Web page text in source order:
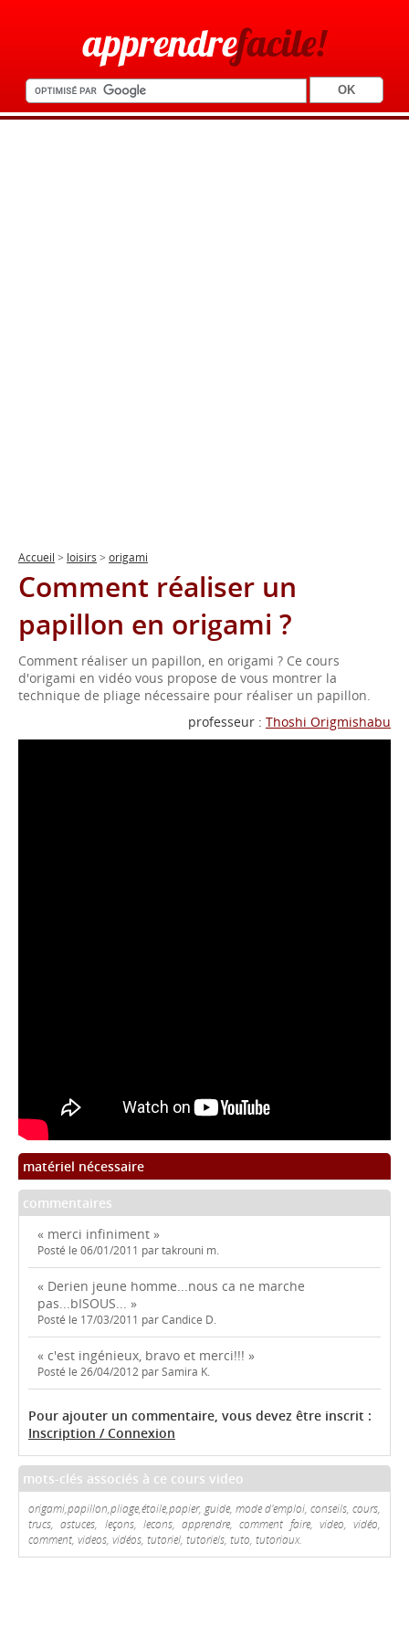
apprendrefacile!
Accueil > loisirs > origami
Comment réaliser un
papillon en origami ?
Comment réaliser un papillon, en origami ? Ce cours
d'origami en vidéo vous propose de vous montrer la
technique de pliage nécessaire pour réaliser un papillon.
professeur : Thoshi Origmishabu
matériel nécessaire
commentaires
« merci infiniment »
Posté le 06/01/2011 par takrouni m.
« Derien jeune homme...nous ca ne marche
pas...bISOUS... »
Posté le 17/03/2011 par Candice D.
« c'est ingénieux, bravo et merci!!! »
Posté le 26/04/2012 par Samira K.
Pour ajouter un commentaire, vous devez être inscrit :
Inscription / Connexion
mots-clés associés à ce cours video
origami,papillon,pliage,étoile,papier, guide, mode d'emploi, conseils, cours,
trucs, astuces, leçons, lecons, apprendre, comment faire, video, vidéo,
comment, videos, vidéos, tutoriel, tutoriels, tuto, tutoriaux.